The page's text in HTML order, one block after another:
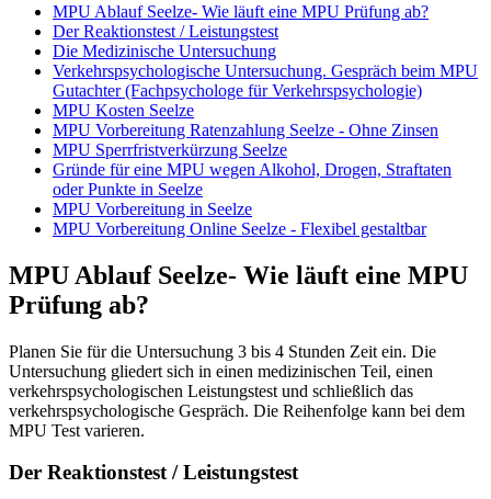
MPU Ablauf Seelze- Wie läuft eine MPU Prüfung ab?
Der Reaktionstest / Leistungstest
Die Medizinische Untersuchung
Verkehrspsychologische Untersuchung. Gespräch beim MPU
Gutachter (Fachpsychologe für Verkehrspsychologie)
MPU Kosten Seelze
MPU Vorbereitung Ratenzahlung Seelze - Ohne Zinsen
MPU Sperrfristverkürzung Seelze
Gründe für eine MPU wegen Alkohol, Drogen, Straftaten
oder Punkte in Seelze
MPU Vorbereitung in Seelze
MPU Vorbereitung Online Seelze - Flexibel gestaltbar
MPU Ablauf Seelze- Wie läuft eine MPU
Prüfung ab?
Planen Sie für die Untersuchung 3 bis 4 Stunden Zeit ein. Die
Untersuchung gliedert sich in einen medizinischen Teil, einen
verkehrspsychologischen Leistungstest und schließlich das
verkehrspsychologische Gespräch. Die Reihenfolge kann bei dem
MPU Test varieren.
Der Reaktionstest / Leistungstest